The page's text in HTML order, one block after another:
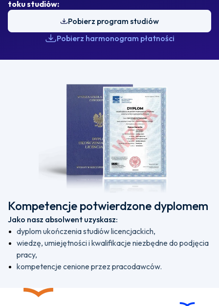
toku studiów:
Pobierz program studiów
Pobierz harmonogram płatności
Kompetencje potwierdzone dyplomem
Jako nasz absolwent uzyskasz:
dyplom ukończenia studiów licencjackich,
wiedzę, umiejętności i kwalifikacje niezbędne do podjęcia
pracy,
kompetencje cenione przez pracodawców.